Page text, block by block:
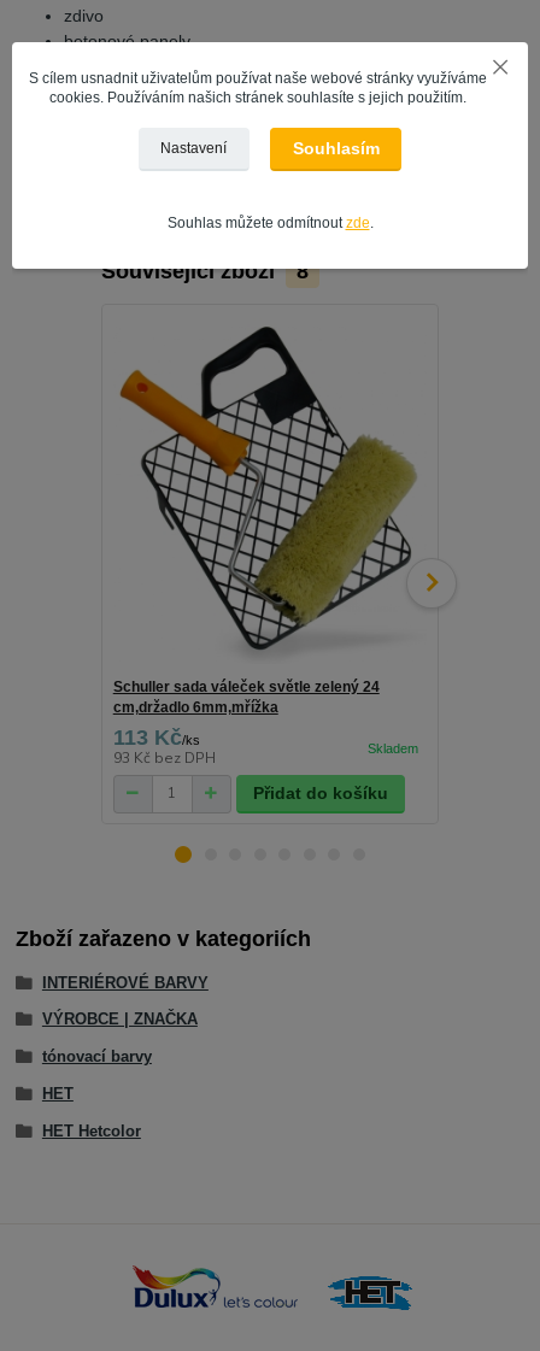
zdivo
betonové panely
strukturní tapety
Související zboží 8
Schuller sada váleček světle zelený 24
cm,držadlo 6mm,mřížka
113 Kč/ks
93 Kč bez DPH
Přidat do košíku
Zboží zařazeno v kategoriích
INTERIÉROVÉ BARVY
VÝROBCE | ZNAČKA
tónovací barvy
HET
HET Hetcolor
S cílem usnadnit uživatelům používat naše webové stránky využíváme
cookies. Používáním našich stránek souhlasíte s jejich použitím.
Nastavení Souhlasím
Souhlas můžete odmítnout zde